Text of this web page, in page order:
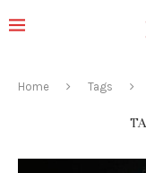
Home Tags